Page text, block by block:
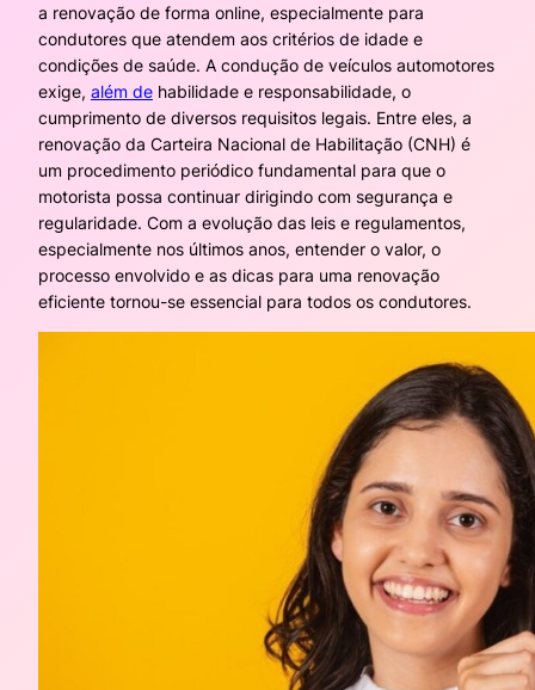
a renovação de forma online, especialmente para
condutores que atendem aos critérios de idade e
condições de saúde. A condução de veículos automotores
exige, além de habilidade e responsabilidade, o
cumprimento de diversos requisitos legais. Entre eles, a
renovação da Carteira Nacional de Habilitação (CNH) é
um procedimento periódico fundamental para que o
motorista possa continuar dirigindo com segurança e
regularidade. Com a evolução das leis e regulamentos,
especialmente nos últimos anos, entender o valor, o
processo envolvido e as dicas para uma renovação
eficiente tornou-se essencial para todos os condutores.